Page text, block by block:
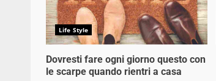
Life Style
Dovresti fare ogni giorno questo con
le scarpe quando rientri a casa